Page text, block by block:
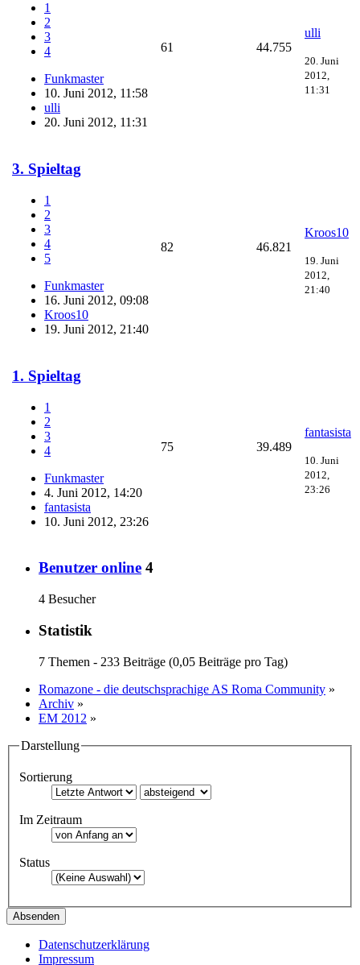
1
2
3
4
Funkmaster
10. Juni 2012, 11:58
ulli
20. Juni 2012, 11:31
61 44.755
ulli
20. Juni
2012,
11:31
3. Spieltag
1
2
3
4
5
Funkmaster
16. Juni 2012, 09:08
Kroos10
19. Juni 2012, 21:40
82 46.821
Kroos10
19. Juni
2012,
21:40
1. Spieltag
1
2
3
4
Funkmaster
4. Juni 2012, 14:20
fantasista
10. Juni 2012, 23:26
75 39.489
fantasista
10. Juni
2012,
23:26
Benutzer online 4
4 Besucher
Statistik
7 Themen - 233 Beiträge (0,05 Beiträge pro Tag)
Romazone - die deutschsprachige AS Roma Community »
Archiv »
EM 2012 »
Darstellung
Sortierung
Im Zeitraum
Status
Datenschutzerklärung
Impressum